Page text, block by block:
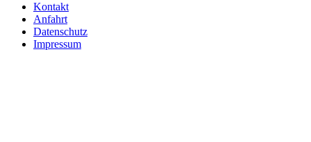
Kontakt
Anfahrt
Datenschutz
Impressum